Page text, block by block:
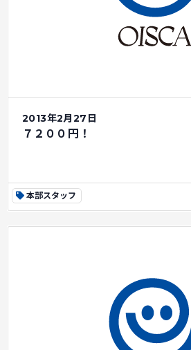
2013年2月27日
７２００円！
本部スタッフ